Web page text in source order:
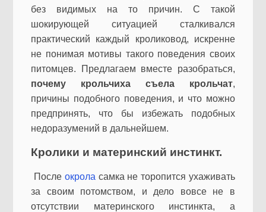
без видимых на то причин. С такой
шокирующей ситуацией сталкивался
практический каждый кроликовод, искренне
не понимая мотивы такого поведения своих
питомцев. Предлагаем вместе разобраться,
почему крольчиха съела крольчат,
причины подобного поведения, и что можно
предпринять, что бы избежать подобных
недоразумений в дальнейшем.
Кролики и материнский инстинкт.
После окрола самка не торопится ухаживать
за своим потомством, и дело вовсе не в
отсутствии материнского инстинкта, а